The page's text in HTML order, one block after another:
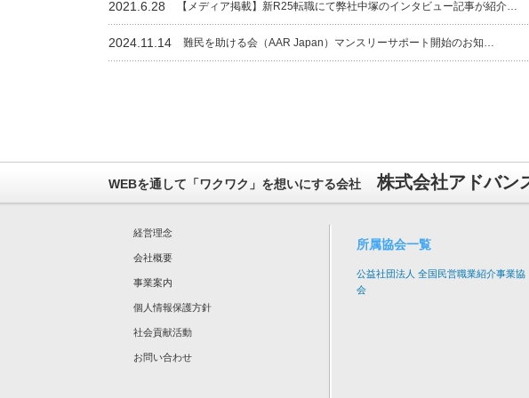
2021.6.28 【メディア掲載】新R25転職にて弊社中塚のインタビュー記事が紹介…
2024.11.14 難民を助ける会（AAR Japan）マンスリーサポート開始のお知…
WEBを通して「ワクワク」を想いにする会社 株式会社アドバン
経営理念
会社概要
事業案内
個人情報保護方針
社会貢献活動
お問い合わせ
所属協会一覧
公益社団法人 全国民営職業紹介事業協
会